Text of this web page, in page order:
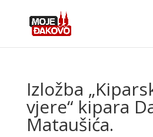
Izložba
vjere“ kipara
Mataušića.